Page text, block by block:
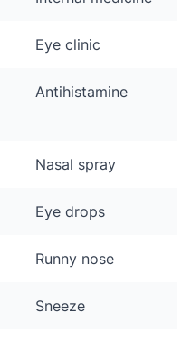
Eye clinic
Antihistamine
Nasal spray
Eye drops
Runny nose
Sneeze